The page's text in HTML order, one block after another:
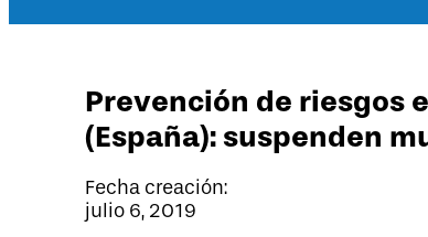
Prevención de riesgos
(España): suspenden
Fecha creación:
julio 6, 2019